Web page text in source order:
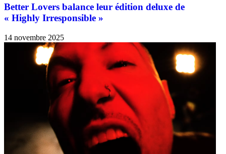
Better Lovers balance leur édition deluxe de
« Highly Irresponsible »
14 novembre 2025